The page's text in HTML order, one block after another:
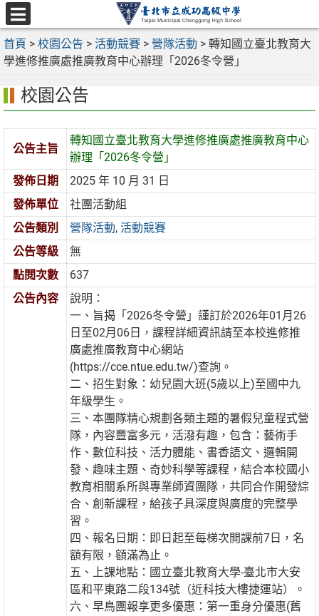
跳
至
主
要
區
選
單
首頁 > 校園公告 > 活動競賽 > 營隊活動 > 轉知國立臺北教育大
學進修推廣處推廣教育中心辦理「2026冬令營」
校園公告
公告主旨
轉知國立臺北教育大學進修推廣處推廣教育中心
辦理「2026冬令營」
發佈日期
2025 年 10 月 31 日
發佈單位
社團活動組
公告類別
營隊活動,活動競賽
公告等級
無
點閱次數
637
公告內容
說明：
一、旨揭「2026冬令營」謹訂於2026年01月26
日至02月06日，課程詳細資訊請至本校進修推
廣處推廣教育中心網站
(https://cce.ntue.edu.tw/)查詢。
二、招生對象：幼兒園大班(5歲以上)至國中九
年級學生。
三、本團隊精心規劃各類主題的暑假兒童程式營
隊，內容豐富多元，活潑有趣，包含：藝術手
作、數位科技、活力體能、書香語文、邏輯開
發、趣味主題、奇妙科學等課程，結合本校國小
教育相關系所與專業師資團隊，共同合作開發綜
合、創新課程，給孩子具深度與廣度的完整學
習。
四、報名日期：即日起至每梯次開課前7日，名
額有限，額滿為止。
五、上課地點：國立臺北教育大學-臺北市大安
區和平東路二段134號（近科技大樓捷運站）。
六、早鳥團報享更多優惠：第一重身分優惠(舊